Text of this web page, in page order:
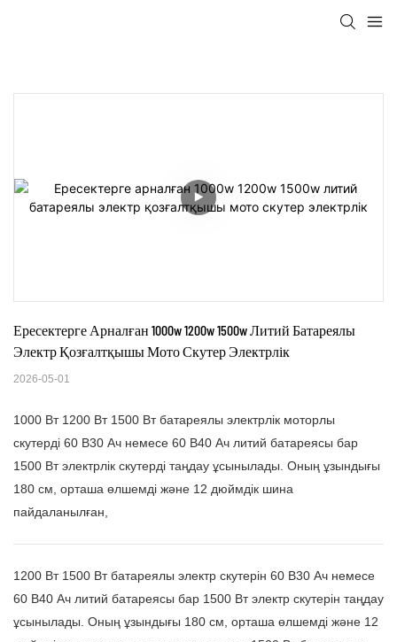
Ересектерге Арналған 1000w 1200w 1500w Литий Батареялы
Электр Қозғалтқышы Мото Скутер Электрлік
2026-05-01
1000 Вт 1200 Вт 1500 Вт батареялы электрлік моторлы
скутерді 60 В30 Ач немесе 60 В40 Ач литий батареясы бар
1500 Вт электрлік скутерді таңдау ұсынылады. Оның ұзындығы
180 см, орташа өлшемді және 12 дюймдік шина
пайдаланылған,
1200 Вт 1500 Вт батареялы электр скутерін 60 В30 Ач немесе
60 В40 Ач литий батареясы бар 1500 Вт электр скутерін таңдау
ұсынылады. Оның ұзындығы 180 см, орташа өлшемді және 12